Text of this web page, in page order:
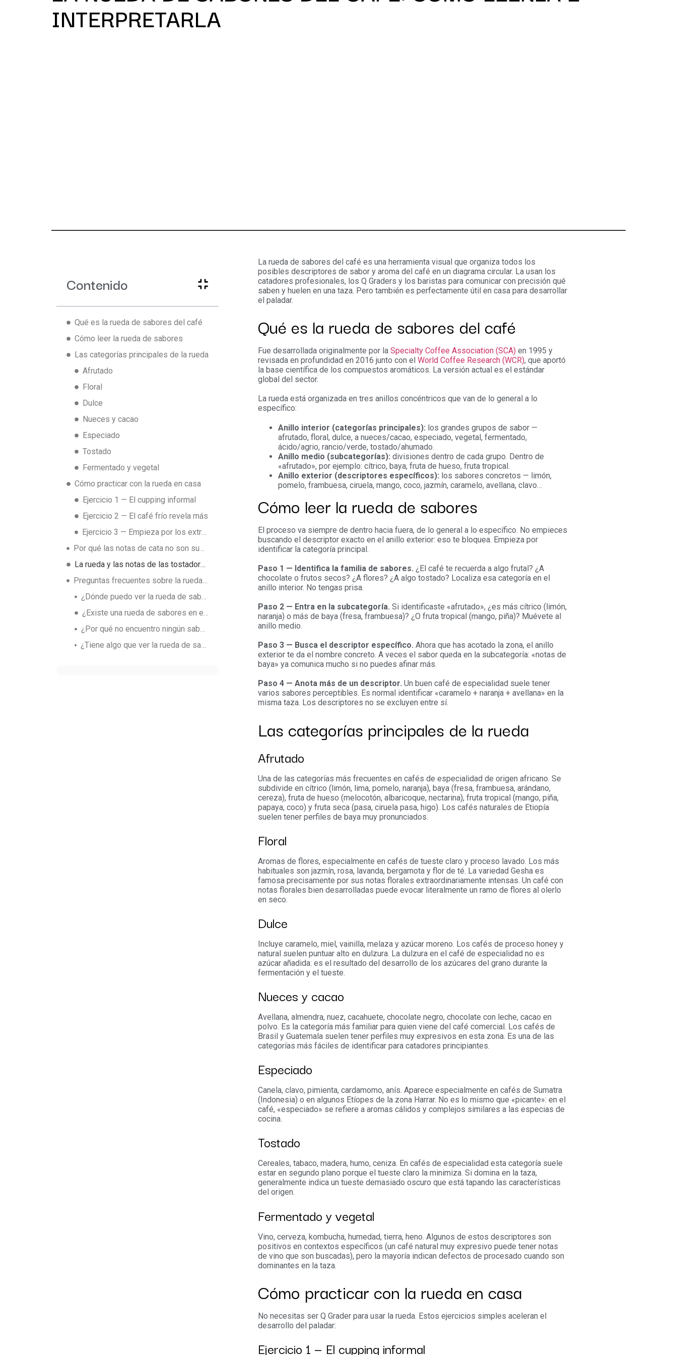
INTERPRETARLA
Contenido
Qué es la rueda de sabores del café
Cómo leer la rueda de sabores
Las categorías principales de la rueda
Afrutado
Floral
Dulce
Nueces y cacao
Especiado
Tostado
Fermentado y vegetal
Cómo practicar con la rueda en casa
Ejercicio 1 — El cupping informal
Ejercicio 2 — El café frío revela más
Ejercicio 3 — Empieza por los extremos
Por qué las notas de cata no son subjetivas (del todo)
La rueda y las notas de las tostadoras
Preguntas frecuentes sobre la rueda de sabores
¿Dónde puedo ver la rueda de sabores oficial de la SCA?
¿Existe una rueda de sabores en español?
¿Por qué no encuentro ningún sabor concreto en mi café?
¿Tiene algo que ver la rueda de sabores del café con la del vino?
La rueda de sabores del café es una herramienta visual que organiza todos los
posibles descriptores de sabor y aroma del café en un diagrama circular. La usan los
catadores profesionales, los Q Graders y los baristas para comunicar con precisión qué
saben y huelen en una taza. Pero también es perfectamente útil en casa para desarrollar
el paladar.
Qué es la rueda de sabores del café
Fue desarrollada originalmente por laSpecialty Coffee Association (SCA) en 1995 y
revisada en profundidad en 2016 junto con elWorld Coffee Research (WCR), que aportó
la base científica de los compuestos aromáticos. La versión actual es el estándar
global del sector.
La rueda está organizada en tres anillos concéntricos que van de lo general a lo
específico:
Anillo interior (categorías principales): los grandes grupos de sabor —
afrutado, floral, dulce, a nueces/cacao, especiado, vegetal, fermentado,
ácido/agrio, rancio/verde, tostado/ahumado.
Anillo medio (subcategorías): divisiones dentro de cada grupo. Dentro de
«afrutado», por ejemplo: cítrico, baya, fruta de hueso, fruta tropical.
Anillo exterior (descriptores específicos): los sabores concretos — limón,
pomelo, frambuesa, ciruela, mango, coco, jazmín, caramelo, avellana, clavo…
Cómo leer la rueda de sabores
El proceso va siempre de dentro hacia fuera, de lo general a lo específico. No empieces
buscando el descriptor exacto en el anillo exterior: eso te bloquea. Empieza por
identificar la categoría principal.
Paso 1 — Identifica la familia de sabores. ¿El café te recuerda a algo frutal? ¿A
chocolate o frutos secos? ¿A flores? ¿A algo tostado? Localiza esa categoría en el
anillo interior. No tengas prisa.
Paso 2 — Entra en la subcategoría. Si identificaste «afrutado», ¿es más cítrico (limón,
naranja) o más de baya (fresa, frambuesa)? ¿O fruta tropical (mango, piña)? Muévete al
anillo medio.
Paso 3 — Busca el descriptor específico. Ahora que has acotado la zona, el anillo
exterior te da el nombre concreto. A veces el sabor queda en la subcategoría: «notas de
baya» ya comunica mucho si no puedes afinar más.
Paso 4 — Anota más de un descriptor. Un buen café de especialidad suele tener
varios sabores perceptibles. Es normal identificar «caramelo + naranja + avellana» en la
misma taza. Los descriptores no se excluyen entre sí.
Las categorías principales de la rueda
Afrutado
Una de las categorías más frecuentes en cafés de especialidad de origen africano. Se
subdivide en cítrico (limón, lima, pomelo, naranja), baya (fresa, frambuesa, arándano,
cereza), fruta de hueso (melocotón, albaricoque, nectarina), fruta tropical (mango, piña,
papaya, coco) y fruta seca (pasa, ciruela pasa, higo). Los cafés naturales de Etiopía
suelen tener perfiles de baya muy pronunciados.
Floral
Aromas de flores, especialmente en cafés de tueste claro y proceso lavado. Los más
habituales son jazmín, rosa, lavanda, bergamota y flor de té. La variedad Gesha es
famosa precisamente por sus notas florales extraordinariamente intensas. Un café con
notas florales bien desarrolladas puede evocar literalmente un ramo de flores al olerlo
en seco.
Dulce
Incluye caramelo, miel, vainilla, melaza y azúcar moreno. Los cafés de proceso honey y
natural suelen puntuar alto en dulzura. La dulzura en el café de especialidad no es
azúcar añadida: es el resultado del desarrollo de los azúcares del grano durante la
fermentación y el tueste.
Nueces y cacao
Avellana, almendra, nuez, cacahuete, chocolate negro, chocolate con leche, cacao en
polvo. Es la categoría más familiar para quien viene del café comercial. Los cafés de
Brasil y Guatemala suelen tener perfiles muy expresivos en esta zona. Es una de las
categorías más fáciles de identificar para catadores principiantes.
Especiado
Canela, clavo, pimienta, cardamomo, anís. Aparece especialmente en cafés de Sumatra
(Indonesia) o en algunos Etíopes de la zona Harrar. No es lo mismo que «picante»: en el
café, «especiado» se refiere a aromas cálidos y complejos similares a las especias de
cocina.
Tostado
Cereales, tabaco, madera, humo, ceniza. En cafés de especialidad esta categoría suele
estar en segundo plano porque el tueste claro la minimiza. Si domina en la taza,
generalmente indica un tueste demasiado oscuro que está tapando las características
del origen.
Fermentado y vegetal
Vino, cerveza, kombucha, humedad, tierra, heno. Algunos de estos descriptores son
positivos en contextos específicos (un café natural muy expresivo puede tener notas
de vino que son buscadas), pero la mayoría indican defectos de procesado cuando son
dominantes en la taza.
Cómo practicar con la rueda en casa
No necesitas ser Q Grader para usar la rueda. Estos ejercicios simples aceleran el
desarrollo del paladar:
Ejercicio 1 — El cupping informal